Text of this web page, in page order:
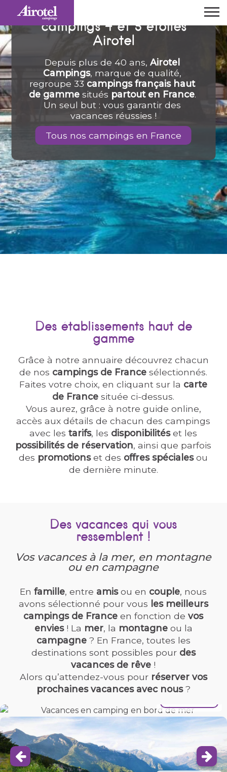
Votre sélection de
campings 4 et 5 étoiles
Airotel
Depuis plus de 40 ans, Airotel
Campings, marque de qualité,
regroupe 33 campings français haut
de gamme situés partout en France.
Un seul but : vous garantir des
vacances réussies !
Tous nos campings en France
Des établissements haut de
gamme
Grâce à notre annuaire découvrez chacun
de nos campings de France sélectionnés.
Faites votre choix, en cliquant sur la carte
de France située ci-dessus.
Vous aurez, grâce à notre guide online,
accès aux détails de chacun des campings
avec lestarifs, les disponibilitéset les
possibilités de réservation, ainsi que parfois
des promotionset des offres spécialesou
de dernière minute.
Des vacances qui vous
ressemblent !
Vos vacances à la mer, en montagne
ou en campagne
Enfamille, entre amisou en couple, nous
avons sélectionné pour vous les meilleurs
campings de France en fonction devos
envies! La mer, la montagneou la
campagne? En France, toutes les
destinations sont possibles pour des
vacances de rêve !
Alors qu’attendez-vous pour réserver vos
prochaines vacances avec nous?
Mer